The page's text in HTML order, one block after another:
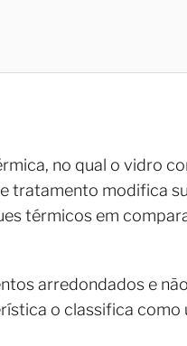
no qual o vidro
tratamento modifica
térmicos em
arredondados e
o classifica como